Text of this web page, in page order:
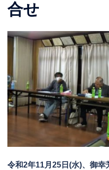
合せ
令和2年11月25日(水)、御